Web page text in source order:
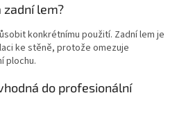
zadní lem?
konkrétnímu použití. Zadní lem je
ke stěně, protože omezuje
plochu.
do profesionální